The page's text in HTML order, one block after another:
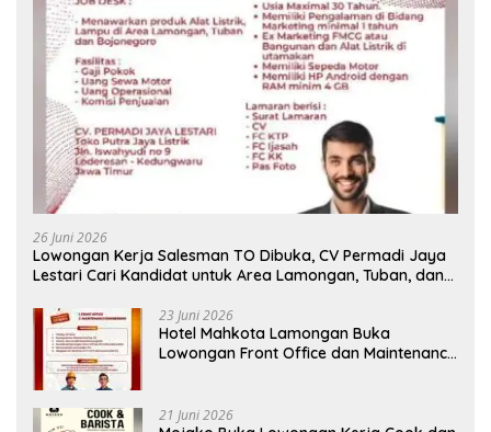
26 Juni 2026
Lowongan Kerja Salesman TO Dibuka, CV Permadi Jaya
Lestari Cari Kandidat untuk Area Lamongan, Tuban, dan
23 Juni 2026
Hotel Mahkota Lamongan Buka
Lowongan Front Office dan Maintenance
21 Juni 2026